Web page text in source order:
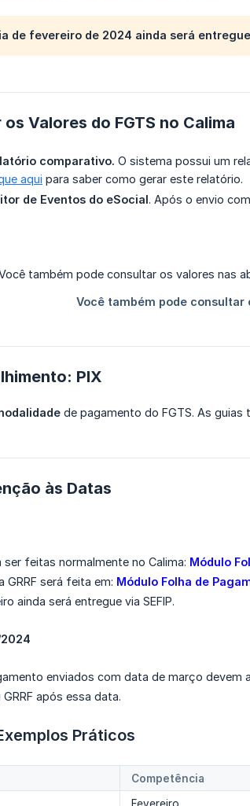
de fevereiro de 2024 ainda será
Valores do FGTS no Calima
comparativo. O sistema possui um
aqui para saber como gerar este relatório.
de Eventos do eSocial. Após o envio com
PIX
de pagamento do FGTS. As guias
às Datas
ser feitas normalmente no Calima: Módulo
GRRF será feita em: Módulo Folha de
ainda será entregue via SEFIP.
enviados com data de março devem
GRRF após essa data.
Práticos
Competência